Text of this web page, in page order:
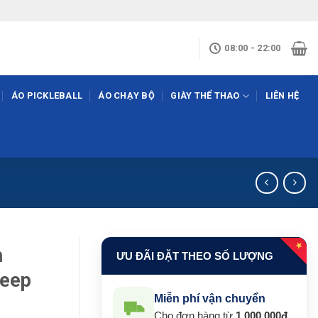
08:00 - 22:00
ÁO PICKLEBALL ÁO CHẠY BỘ GIÀY THỂ THAO LIÊN HỆ
ƯU ĐÃI ĐẶT THEO SỐ LƯỢNG
★
Miễn phí vận chuyển
Cho đơn hàng từ 1.000.000đ